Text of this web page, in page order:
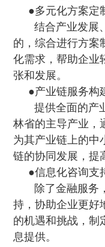
●多元化方案定制
结合产业发展
的 ，综合进行方
化需求 ，帮助企
张和发展。
●产业链服务构建
提供全面的产业
林省的主导产业
为其产业链上的中
链的协同发展，提
●信息化咨询支持
除了金融服务
持，协助企业更
的机遇和挑战  ，
息提供。